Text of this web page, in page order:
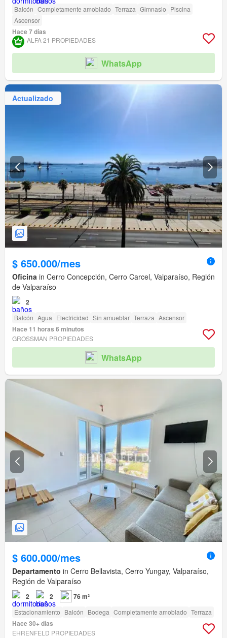
Balcón Completamente amoblado Terraza Gimnasio Piscina
Ascensor
Hace 7 días
ALFA 21 PROPIEDADES
WhatsApp
Actualizado
$ 650.000/mes
Oficina in Cerro Concepción, Cerro Carcel, Valparaíso, Región
de Valparaíso
2
Balcón Agua Electricidad Sin amueblar Terraza Ascensor
Hace 11 horas 6 minutos
GROSSMAN PROPIEDADES
WhatsApp
$ 600.000/mes
Departamento in Cerro Bellavista, Cerro Yungay, Valparaíso,
Región de Valparaíso
2 2 76 m²
Estacionamiento Balcón Bodega Completamente amoblado Terraza
Hace 30+ días
EHRENFELD PROPIEDADES